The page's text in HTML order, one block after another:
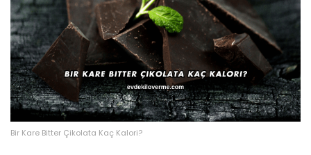
Bir Kare Bitter Çikolata Kaç Kalori?